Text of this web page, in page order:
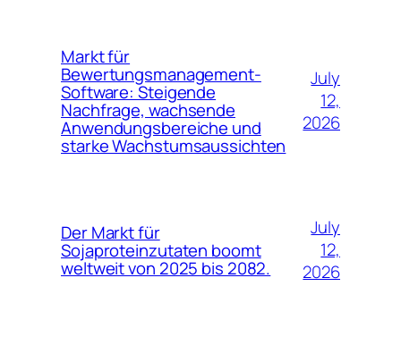
Markt für
Bewertungsmanagement-
Software: Steigende
Nachfrage, wachsende
Anwendungsbereiche und
starke Wachstumsaussichten
July
12,
2026
Der Markt für
Sojaproteinzutaten boomt
weltweit von 2025 bis 2082.
July
12,
2026